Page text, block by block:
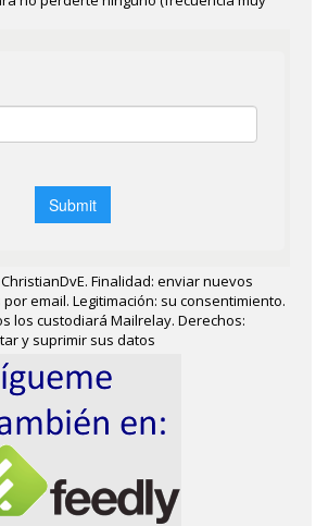
Finalidad: enviar nuevos
email. Legitimación: su consentimiento.
los custodiará Mailrelay. Derechos:
y suprimir sus datos